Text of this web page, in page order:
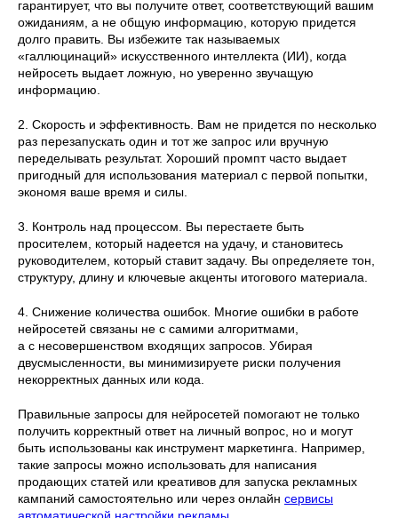
гарантирует, что вы получите ответ, соответствующий вашим
ожиданиям, а не общую информацию, которую придется
долго править. Вы избежите так называемых
«галлюцинаций» искусственного интеллекта (ИИ), когда
нейросеть выдает ложную, но уверенно звучащую
информацию.
2. Скорость и эффективность. Вам не придется по несколько
раз перезапускать один и тот же запрос или вручную
переделывать результат. Хороший промпт часто выдает
пригодный для использования материал с первой попытки,
экономя ваше время и силы.
3. Контроль над процессом. Вы перестаете быть
просителем, который надеется на удачу, и становитесь
руководителем, который ставит задачу. Вы определяете тон,
структуру, длину и ключевые акценты итогового материала.
4. Снижение количества ошибок. Многие ошибки в работе
нейросетей связаны не с самими алгоритмами,
а с несовершенством входящих запросов. Убирая
двусмысленности, вы минимизируете риски получения
некорректных данных или кода.
Правильные запросы для нейросетей помогают не только
получить корректный ответ на личный вопрос, но и могут
быть использованы как инструмент маркетинга. Например,
такие запросы можно использовать для написания
продающих статей или креативов для запуска рекламных
кампаний самостоятельно или через онлайн сервисы